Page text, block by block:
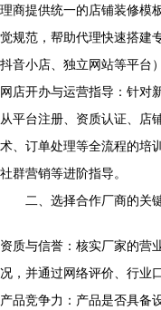
理商提供统一的店铺装修模
觉规范，帮助代理快速搭建
抖音小店、独立网站等平台）
网店开办与运营指导：针对
从平台注册、资质认证、店
术、订单处理等全流程的培
社群营销等进阶指导。
二、选择合作厂商的关
资质与信誉：核实厂家的营
况，并通过网络评价、行业
产品竞争力：产品是否具备